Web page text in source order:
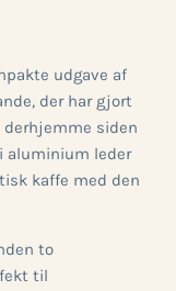
udgave af
der har gjort
siden
aluminium leder
kaffe med den
to
til